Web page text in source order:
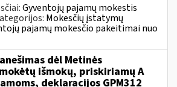
Gyventojų pajamų mokestis
Mokesčių įstatymų
pajamų mokesčio pakeitimai nuo
dėl Metinės
išmokų, priskiriamų A
deklaracijos GPM312